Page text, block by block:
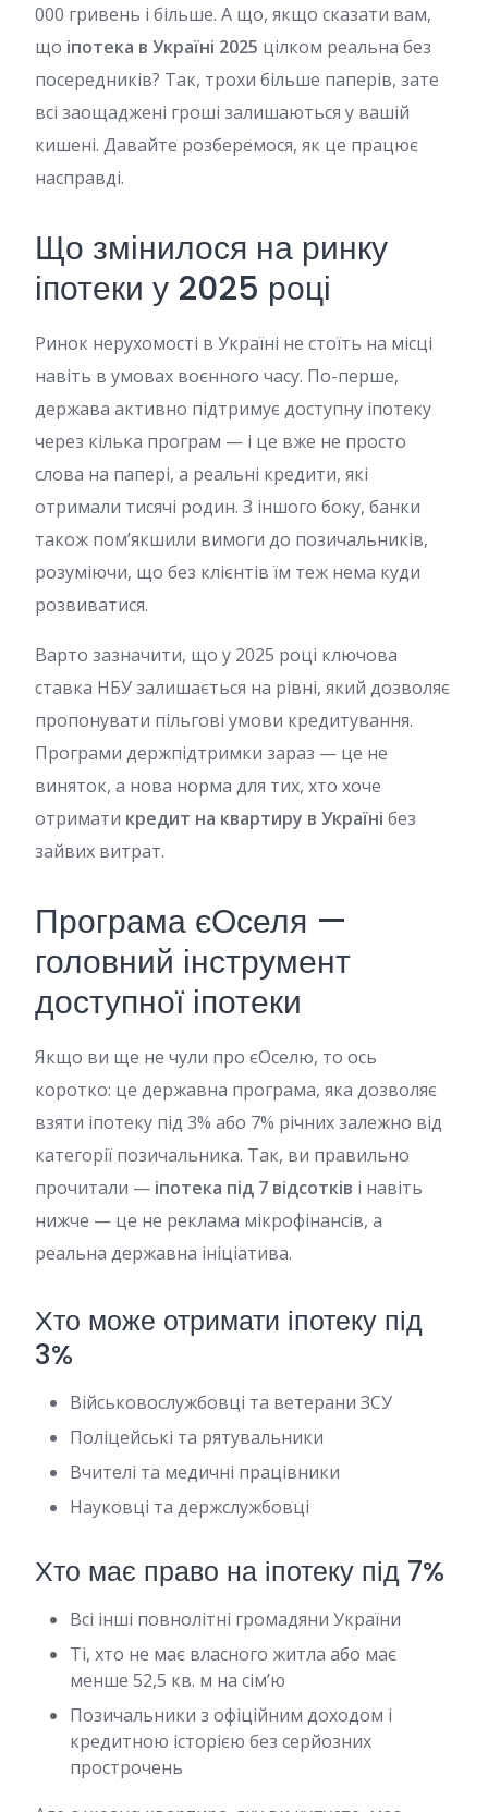
000 гривень і більше. А що, якщо сказати вам,
що іпотека в Україні 2025 цілком реальна без
посередників? Так, трохи більше паперів, зате
всі заощаджені гроші залишаються у вашій
кишені. Давайте розберемося, як це працює
насправді.
Що змінилося на ринку
іпотеки у 2025 році
Ринок нерухомості в Україні не стоїть на місці
навіть в умовах воєнного часу. По-перше,
держава активно підтримує доступну іпотеку
через кілька програм — і це вже не просто
слова на папері, а реальні кредити, які
отримали тисячі родин. З іншого боку, банки
також пом’якшили вимоги до позичальників,
розуміючи, що без клієнтів їм теж нема куди
розвиватися.
Варто зазначити, що у 2025 році ключова
ставка НБУ залишається на рівні, який дозволяє
пропонувати пільгові умови кредитування.
Програми держпідтримки зараз — це не
виняток, а нова норма для тих, хто хоче
отримати кредит на квартиру в Україні без
зайвих витрат.
Програма єОселя —
головний інструмент
доступної іпотеки
Якщо ви ще не чули про єОселю, то ось
коротко: це державна програма, яка дозволяє
взяти іпотеку під 3% або 7% річних залежно від
категорії позичальника. Так, ви правильно
прочитали — іпотека під 7 відсотків і навіть
нижче — це не реклама мікрофінансів, а
реальна державна ініціатива.
Хто може отримати іпотеку під
3%
Військовослужбовці та ветерани ЗСУ
Поліцейські та рятувальники
Вчителі та медичні працівники
Науковці та держслужбовці
Хто має право на іпотеку під 7%
Всі інші повнолітні громадяни України
Ті, хто не має власного житла або має
менше 52,5 кв. м на сім’ю
Позичальники з офіційним доходом і
кредитною історією без серйозних
прострочень